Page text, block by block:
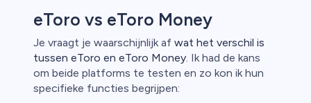
eToro vs eToro Money
Je vraagt je waarschijnlijk af wat het verschil is
tussen eToro en eToro Money. Ik had de kans
om beide platforms te testen en zo kon ik hun
specifieke functies begrijpen: